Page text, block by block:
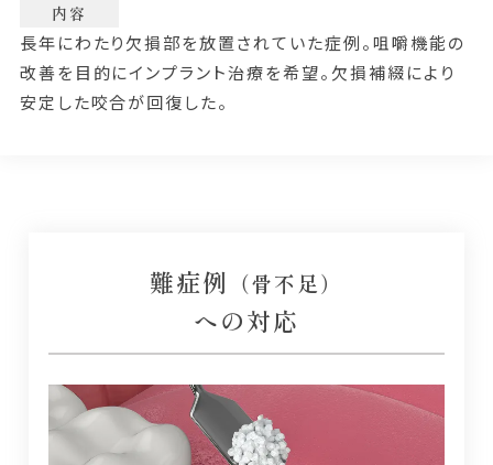
内容
長年にわたり欠損部を放置されていた症例。咀嚼機能の
改善を目的にインプラント治療を希望。欠損補綴により
安定した咬合が回復した。
難症例 （骨不足）
への対応